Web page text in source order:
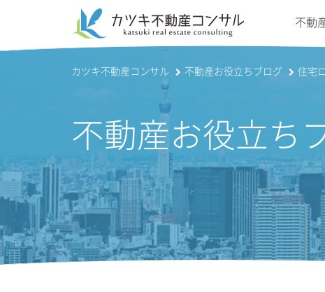
不動
カツキ不動産コンサル 不動産お役立ちブログ 住宅
不動産お役立ち